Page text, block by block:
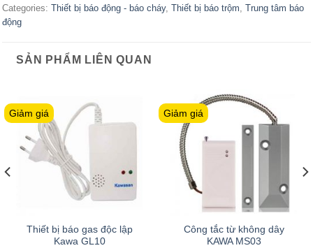
Categories: Thiết bị báo động - báo cháy, Thiết bị báo trộm, Trung tâm báo
động
SẢN PHẨM LIÊN QUAN
Giảm giá
Thiết bị báo gas độc lập
Kawa GL10
Giảm giá
Công tắc từ không dây
KAWA MS03